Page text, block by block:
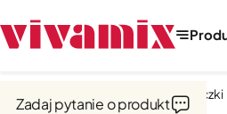
Noże, tarki, obieraczki
Zadaj pytanie o produkt